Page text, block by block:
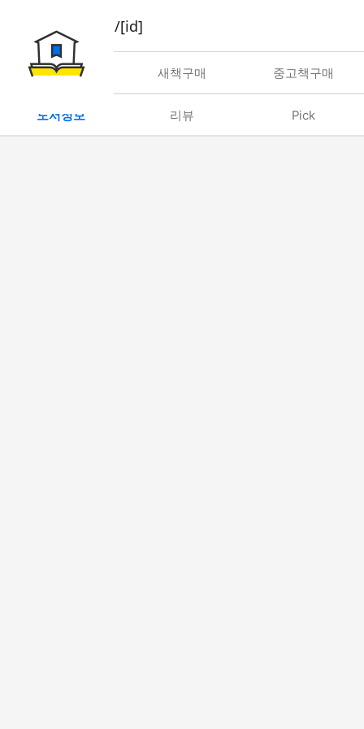
book/rent/[id]
대여 새책구매 중고책구매
도서정보 리뷰 Pick